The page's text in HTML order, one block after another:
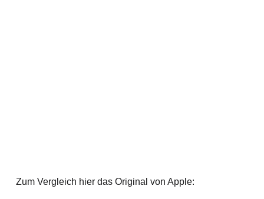
Zum Vergleich hier das Original von Apple: